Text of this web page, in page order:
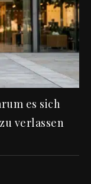
es sich
verlassen